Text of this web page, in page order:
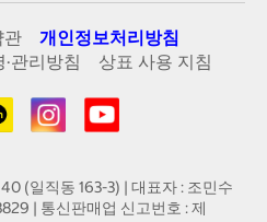
관
개인정보처리방침
관리방침
상표 사용 지침
(일직동 163-3) | 대표자 : 조민수
| 통신판매업 신고번호 : 제